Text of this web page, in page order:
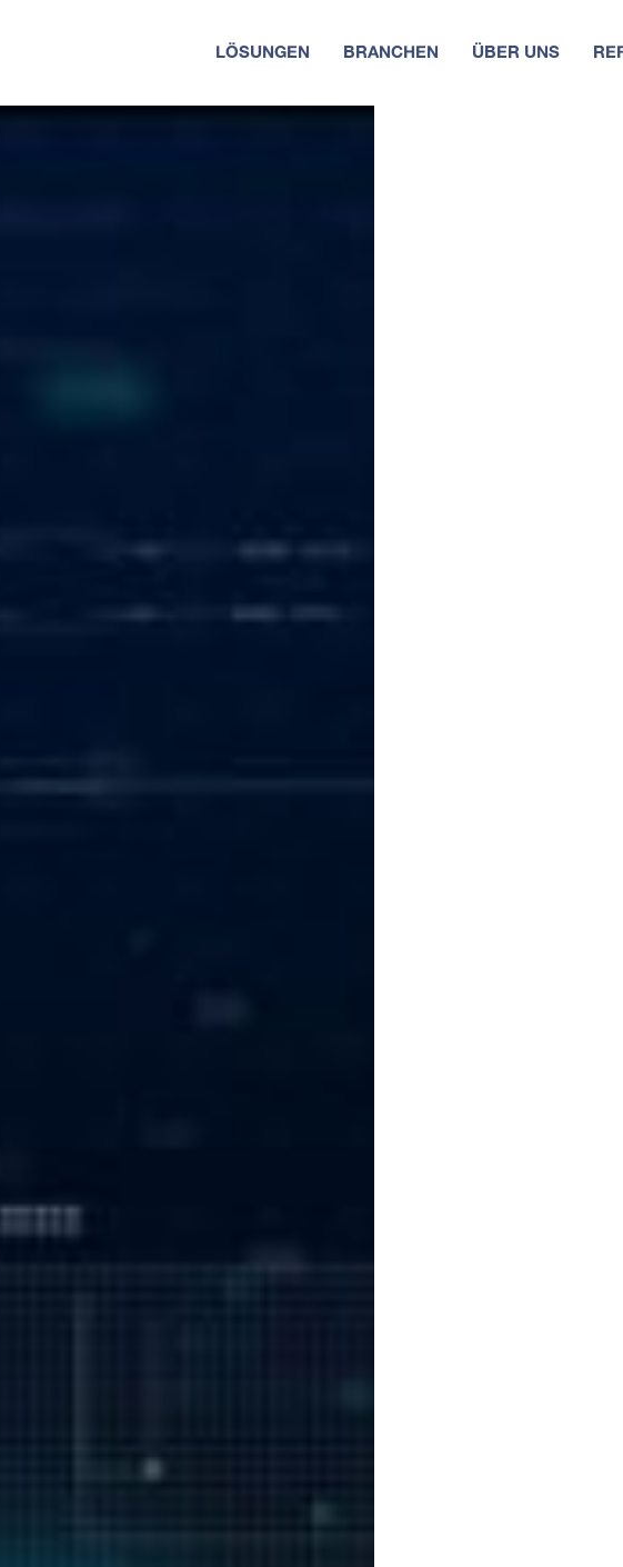
LÖSUNGEN BRANCHEN ÜBER UNS